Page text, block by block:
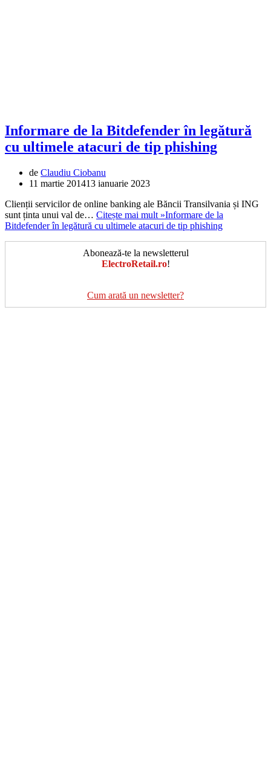
Informare de la Bitdefender în legătură
cu ultimele atacuri de tip phishing
de Claudiu Ciobanu
11 martie 201413 ianuarie 2023
Clienții servicilor de online banking ale Băncii Transilvania și ING
sunt ținta unui val de… Citește mai mult »Informare de la
Bitdefender în legătură cu ultimele atacuri de tip phishing
Abonează-te la newsletterul
ElectroRetail.ro!
Cum arată un newsletter?